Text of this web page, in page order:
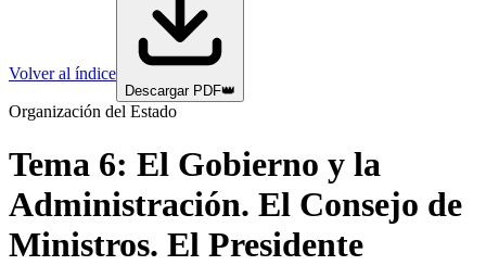
Volver al índice
Descargar PDF👑
Organización del Estado
Tema 6: El Gobierno y la
Administración. El Consejo de
Ministros. El Presidente